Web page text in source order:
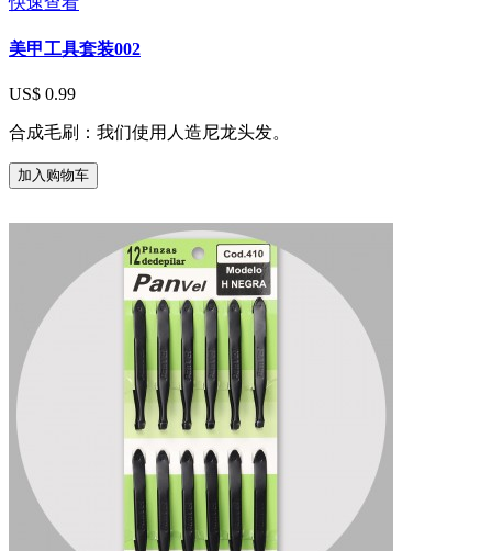
美甲工具套装002
US$ 0.99
合成毛刷：我们使用人造尼龙头发。
加入购物车